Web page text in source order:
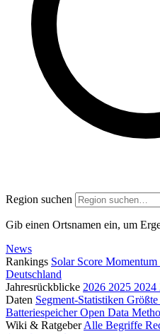
Region suchen
Gib einen Ortsnamen ein, um
News
Rankings Solar Score Momentum
Deutschland
Jahresrückblicke 2026 2025 2024
Daten Segment-Statistiken
BatteriespeicherOpen Data
Wiki & Ratgeber Alle Begriffe